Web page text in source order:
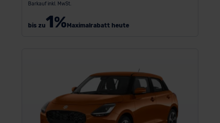
Barkauf inkl. MwSt.
bis zu1%Maximalrabatt heute